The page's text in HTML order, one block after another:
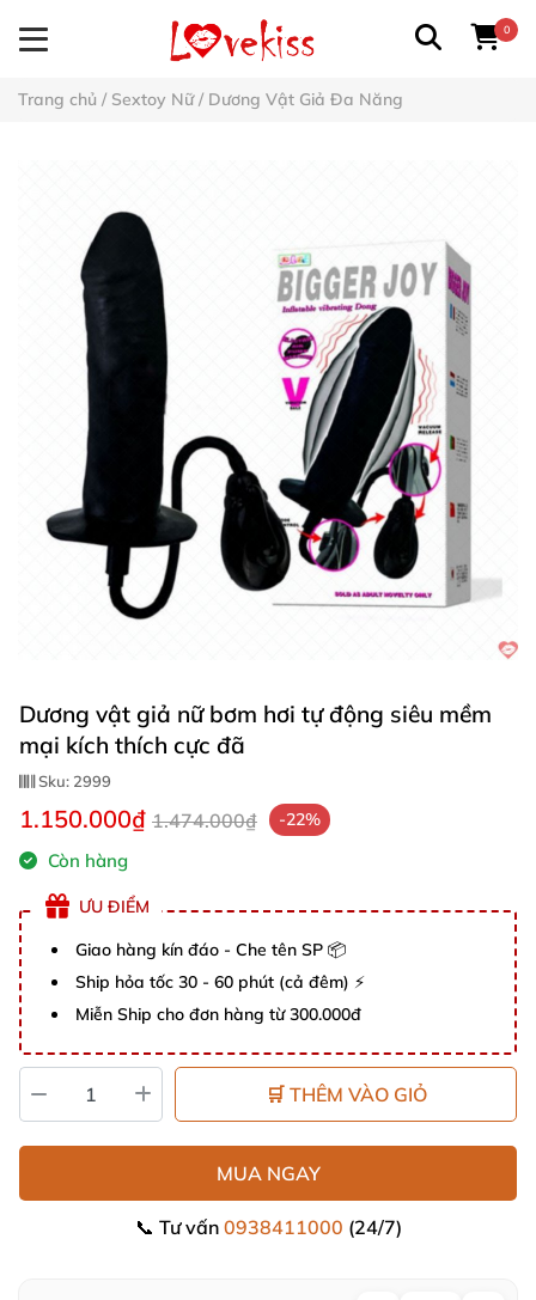
0
Trang chủ / Sextoy Nữ/ Dương Vật Giả Đa Năng
Dương vật giả nữ bơm hơi tự động siêu mềm
mại kích thích cực đã
Sku: 2999
1.150.000₫ 1.474.000₫ -22%
Còn hàng
ƯU ĐIỂM
Giao hàng kín đáo - Che tên SP 📦
Ship hỏa tốc 30 - 60 phút (cả đêm) ⚡
Miễn Ship cho đơn hàng từ 300.000đ
🛒 THÊM VÀO GIỎ
MUA NGAY
📞 Tư vấn 0938411000 (24/7)